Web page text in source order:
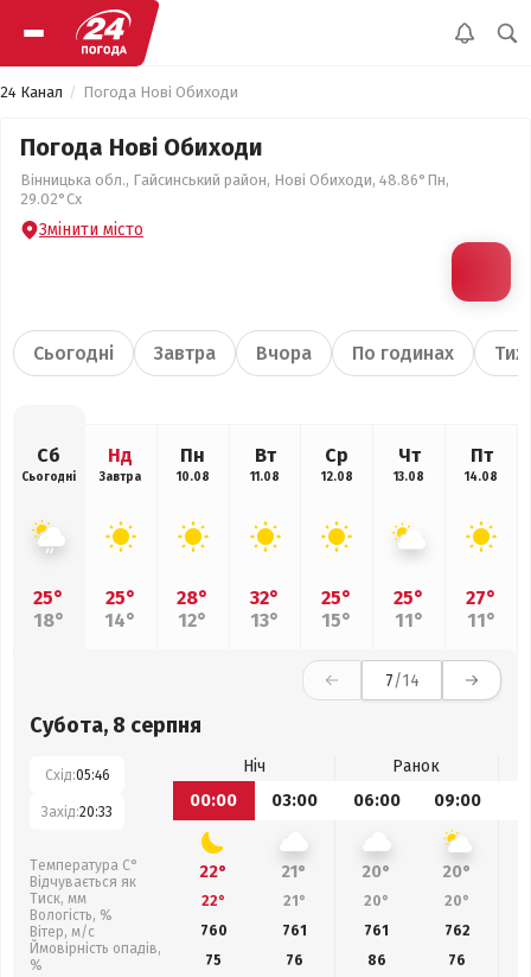
24 Канал Погода Нові Обиходи
Погода Нові Обиходи
Вінницька обл., Гайсинський район, Нові Обиходи, 48.86°Пн,
29.02°Сх
Змінити місто
Сьогодні Завтра Вчора По годинах
Сб
Сьогодні
25°
18°
Нд
Завтра
25°
14°
Пн
10.08
28°
12°
Вт
11.08
32°
13°
Ср
12.08
25°
15°
Чт
13.08
25°
11°
Пт
14.08
27°
11°
7/14
Субота, 8 серпня
Схід:05:46
Захід:20:33
Температура С°
Відчувається як
Тиск, мм
Вологість, %
Вітер, м/с
Ймовірність опадів,
%
Ніч
Ранок
00:00
03:00 06:00 09:00
22° 21° 20° 20°
22° 21° 20° 20°
760
761 761 762
75
76 86
76